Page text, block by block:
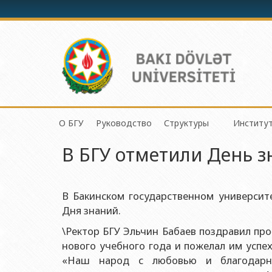
О БГУ
История БГУ
Программа развития БГУ
Сертификат об аттестации
Членство БГУ в международных организациях
Гранты и проекты
Руководство
Ректор
Советник ректора
Ученый совет БГУ
Деканы
Профсоюзный Комитет
Структуры
Центр организации и
Отдел по связям с
Отдел по работе с
Бухгалтерия
В БГУ отметили День
В Бакинском государственном
Дня знаний.
\Ректор БГУ Эльчин Бабаев поздравил
нового учебного года и пожелал им
«Наш народ с любовью и